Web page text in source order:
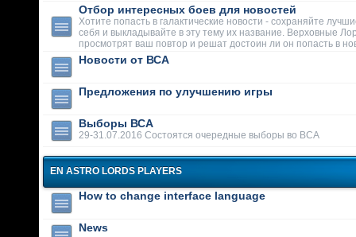
Отбор интересных боев для новостей
Хотите попасть в галактические новости - сохраняйте
себя и выкладывайте в эту тему их название. Верховные
просмотрят ваш повтор и решат достоин ли он попасть в
Новости от ВСА
Предложения по улучшению игры
Выборы ВСА
29-31.07.2016 Состоятся очередные выборы во ВСА
EN ASTRO LORDS PLAYERS
How to change interface language
News